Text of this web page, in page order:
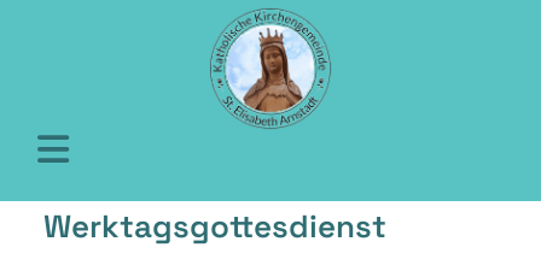
Werktagsgottesdienst